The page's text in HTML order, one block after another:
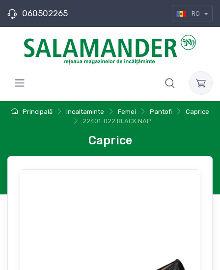
060502265 RO
Principală Incaltaminte Femei Pantofi
Caprice
22401-022 BLACK NAP
Caprice